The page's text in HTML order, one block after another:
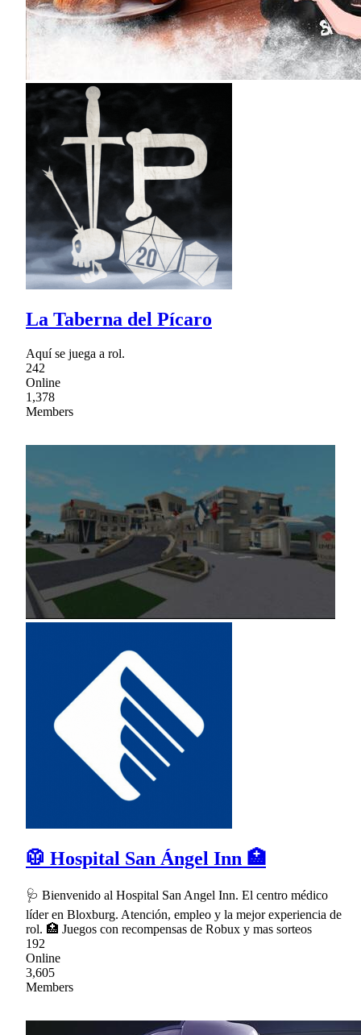
La Taberna del Pícaro
Aquí se juega a rol.
242
Online
1,378
Members
🥼 Hospital San Ángel Inn 🏥
🩺 Bienvenido al Hospital San Angel Inn. El centro médico
líder en Bloxburg. Atención, empleo y la mejor experiencia de
rol. 🏥 Juegos con recompensas de Robux y mas sorteos
192
Online
3,605
Members